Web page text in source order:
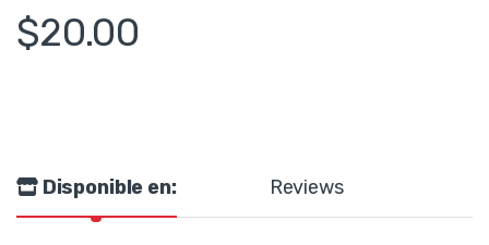
$20.00
Disponible en: Reviews